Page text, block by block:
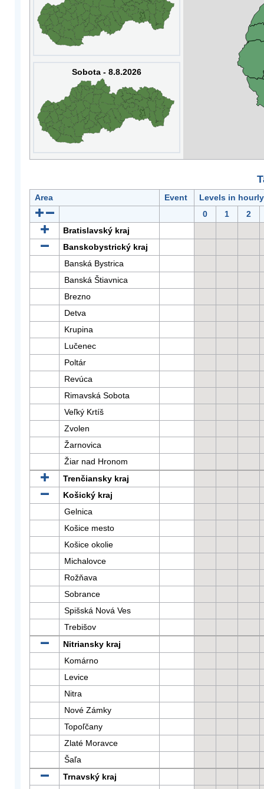
Sobota - 8.8.2026
Area Event
Levels in
0
1
2
Bratislavský kraj
Banskobystrický kraj
Banská Bystrica
Banská Štiavnica
Brezno
Detva
Krupina
Lučenec
Poltár
Revúca
Rimavská Sobota
Veľký Krtíš
Zvolen
Žarnovica
Žiar nad Hronom
Trenčiansky kraj
Košický kraj
Gelnica
Košice mesto
Košice okolie
Michalovce
Rožňava
Sobrance
Spišská Nová Ves
Trebišov
Nitriansky kraj
Komárno
Levice
Nitra
Nové Zámky
Topoľčany
Zlaté Moravce
Šaľa
Trnavský kraj